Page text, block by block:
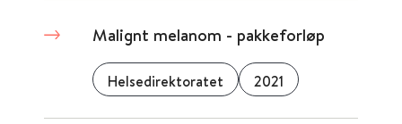
Malignt melanom - pakkeforløp
Helsedirektoratet 2021